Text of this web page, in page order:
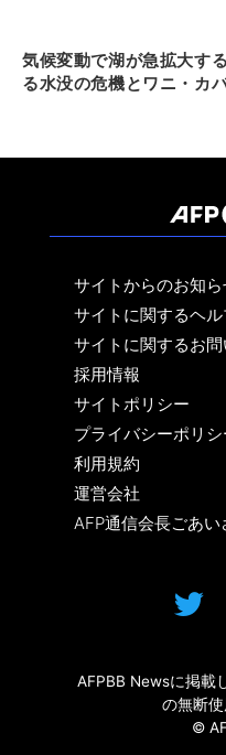
気候変動で湖が急拡大す
る水没の危機とワニ・カ
サイトからのお知
サイトに関するヘ
サイトに関するお
採用情報
サイトポリシー
プライバシーポリシ
利用規約
運営会社
AFP通信会長ごあい
AFPBB Newsに掲載
の無断使
©